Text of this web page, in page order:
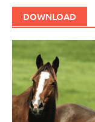
DOWNLOAD